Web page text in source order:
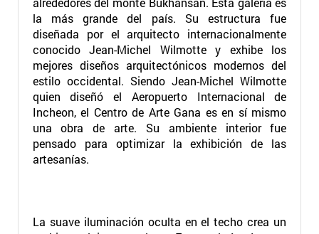
la más grande del país. Su estructura fue
diseñada por el arquitecto internacionalmente
conocido Jean-Michel Wilmotte y exhibe los
mejores diseños arquitectónicos modernos del
estilo occidental. Siendo Jean-Michel Wilmotte
quien diseñó el Aeropuerto Internacional de
Incheon, el Centro de Arte Gana es en sí mismo
una obra de arte. Su ambiente interior fue
pensado para optimizar la exhibición de las
artesanías.
La suave iluminación oculta en el techo crea un